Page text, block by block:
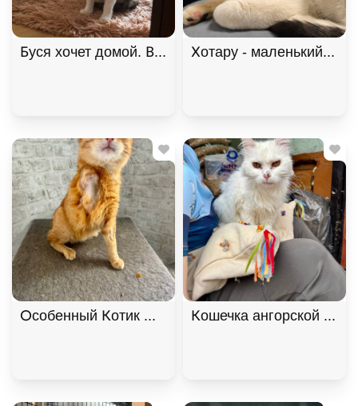
Буся хочет домой. В дар!, Черепаховый,
Хотару - маленький
Особенный Котик Махони ищет семью. В дар!,
Кошечка ангорской